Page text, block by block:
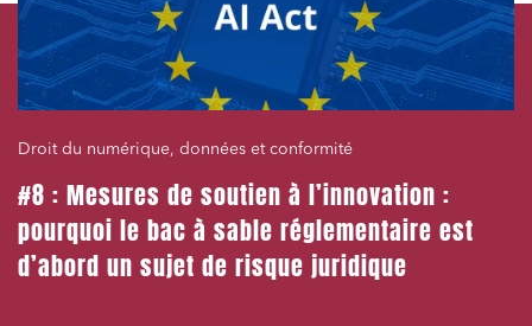
Droit du numérique, données et conformité
#8 : Mesures de soutien à l’innovation :
pourquoi le bac à sable réglementaire est
d’abord un sujet de risque juridique